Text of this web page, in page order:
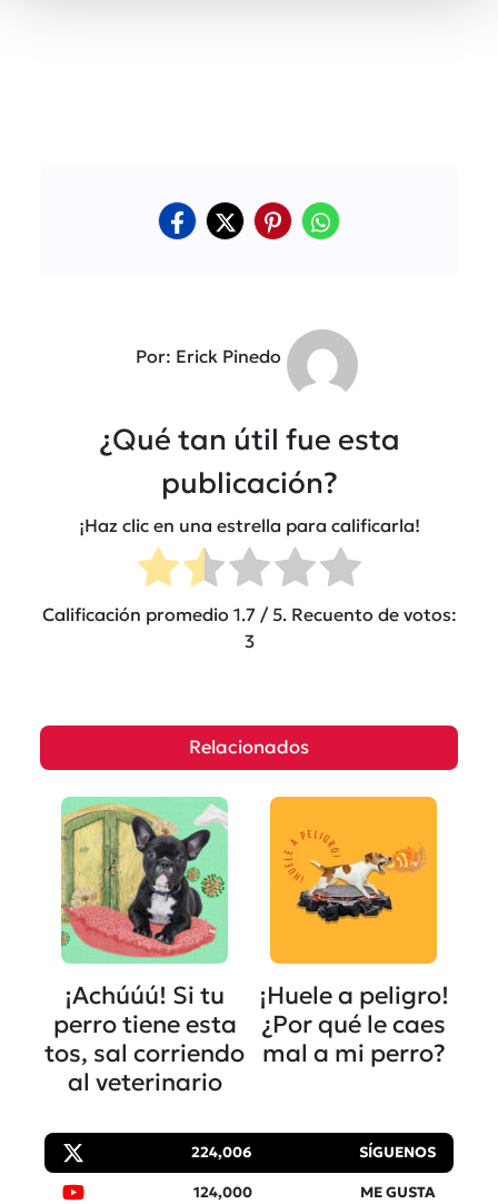
Por: Erick Pinedo
¿Qué tan útil fue esta
publicación?
¡Haz clic en una estrella para calificarla!
Calificación promedio 1.7/ 5. Recuento de votos:
3
Relacionados
¡Achúúú! Si tu
perro tiene esta
tos, sal corriendo
al veterinario
¡Huele a peligro!
¿Por qué le caes
mal a mi perro?
224,006 SÍGUENOS
124,000 ME GUSTA